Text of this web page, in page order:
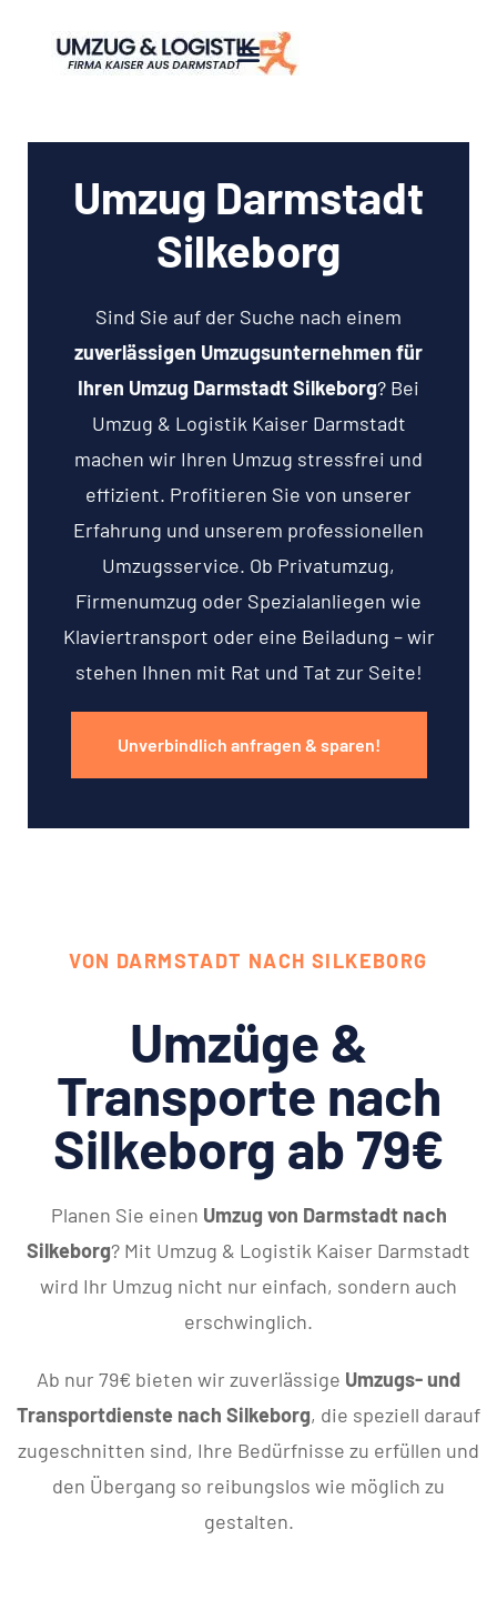
Umzug Darmstadt
Silkeborg
Sind Sie auf der Suche nach einem
zuverlässigen Umzugsunternehmen für
Ihren Umzug Darmstadt Silkeborg? Bei
Umzug & Logistik Kaiser Darmstadt
machen wir Ihren Umzug stressfrei und
effizient. Profitieren Sie von unserer
Erfahrung und unserem professionellen
Umzugsservice. Ob Privatumzug,
Firmenumzug oder Spezialanliegen wie
Klaviertransport oder eine Beiladung – wir
stehen Ihnen mit Rat und Tat zur Seite!
Unverbindlich anfragen & sparen!
VON DARMSTADT NACH SILKEBORG
Umzüge &
Transporte nach
Silkeborg ab 79€
Planen Sie einen Umzug von Darmstadt nach
Silkeborg? Mit Umzug & Logistik Kaiser Darmstadt
wird Ihr Umzug nicht nur einfach, sondern auch
erschwinglich.
Ab nur 79€ bieten wir zuverlässige Umzugs- und
Transportdienste nach Silkeborg, die speziell darauf
zugeschnitten sind, Ihre Bedürfnisse zu erfüllen und
den Übergang so reibungslos wie möglich zu
gestalten.